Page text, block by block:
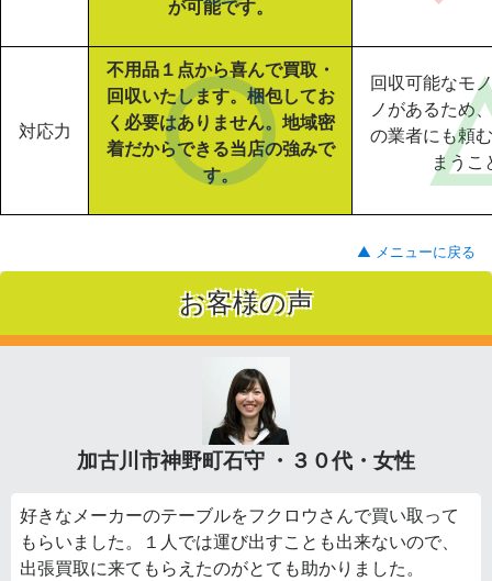
が可能です。
対応力
不用品１点から喜んで買取・
回収いたします。梱包してお
く必要はありません。地域密
着だからできる当店の強みで
す。
回収可能なモ
ノがあるため
の業者にも頼
まうこ
▲ メニューに戻る
お客様の声
加古川市神野町石守 ・３０代・女性
好きなメーカーのテーブルをフクロウさんで買い取って
もらいました。１人では運び出すことも出来ないので、
出張買取に来てもらえたのがとても助かりました。